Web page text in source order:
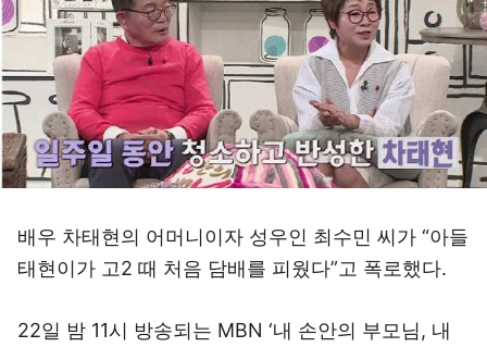
배우 차태현의 어머니이자 성우인 최수민 씨가 “아들
태현이가 고2 때 처음 담배를 피웠다”고 폭로했다.
22일 밤 11시 방송되는 MBN ‘내 손안의 부모님, 내